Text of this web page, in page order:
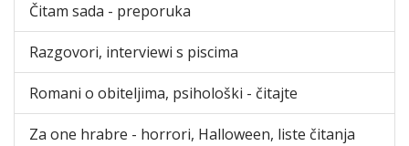
Čitam sada - preporuka
Razgovori, interviewi s piscima
Romani o obiteljima, psihološki - čitajte
Za one hrabre - horrori, Halloween, liste čitanja